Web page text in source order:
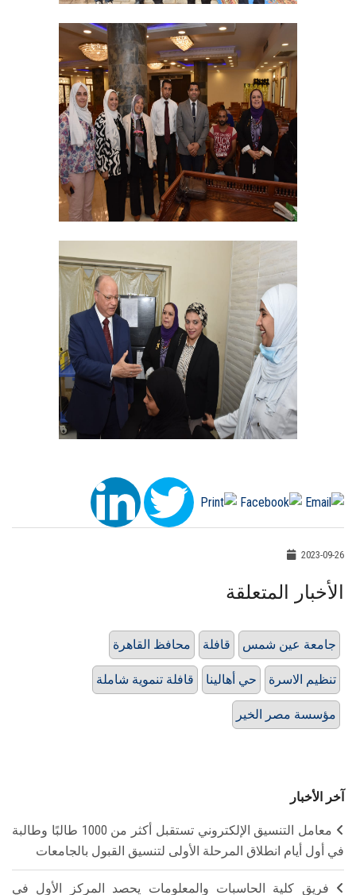
2023-09-26
الأخبار المتعلقة
محافظ القاهرة قافلة جامعة عين شمس
قافلة تنموية شاملة حي أهالينا تنظيم الاسرة
مؤسسة مصر الخير
آخر الأخبار
معامل التنسيق الإلكتروني تستقبل أكثر من 1000 طالبًا وطالبة
في أول أيام انطلاق المرحلة الأولى لتنسيق القبول بالجامعات
فريق كلية الحاسبات والمعلومات يحصد المركز الأول في